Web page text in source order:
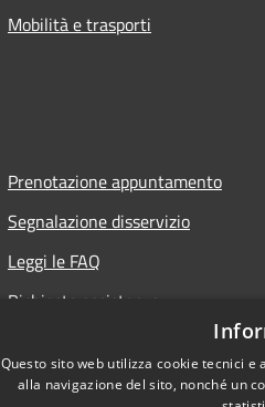
Mobilità e trasporti
Prenotazione appuntamento
Segnalazione disservizio
Leggi le FAQ
Richiesta assistenza
Questo sito web utilizza cookie tecnici
alla navigazione del sito, nonché un